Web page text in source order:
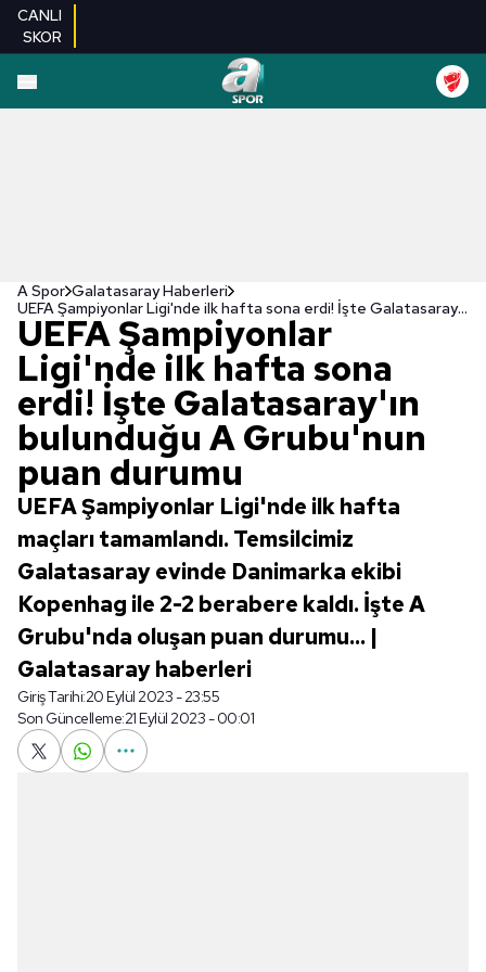
CANLI
SKOR
A Spor Galatasaray Haberleri
UEFA Şampiyonlar Ligi'nde ilk hafta sona erdi! İşte Galatasaray'ın bulunduğu A Grubu'nun puan durumu
UEFA Şampiyonlar
Ligi'nde ilk hafta sona
erdi! İşte Galatasaray'ın
bulunduğu A Grubu'nun
puan durumu
UEFA Şampiyonlar Ligi'nde ilk hafta
maçları tamamlandı. Temsilcimiz
Galatasaray evinde Danimarka ekibi
Kopenhag ile 2-2 berabere kaldı. İşte A
Grubu'nda oluşan puan durumu... |
Galatasaray haberleri
Giriş Tarihi:20 Eylül 2023 - 23:55
Son Güncelleme:21 Eylül 2023 - 00:01